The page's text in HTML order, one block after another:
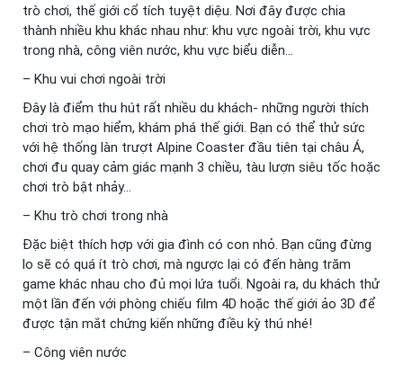
trò chơi, thế giới cổ tích tuyệt diệu. Nơi đây được chia
thành nhiều khu khác nhau như: khu vực ngoài trời, khu vực
trong nhà, công viên nước, khu vực biểu diễn…
– Khu vui chơi ngoài trời
Đây là điểm thu hút rất nhiều du khách- những người thích
chơi trò mạo hiểm, khám phá thế giới. Bạn có thể thử sức
với hệ thống làn trượt Alpine Coaster đầu tiên tại châu Á,
chơi đu quay cảm giác mạnh 3 chiều, tàu lượn siêu tốc hoặc
chơi trò bật nhảy…
– Khu trò chơi trong nhà
Đặc biệt thích hợp với gia đình có con nhỏ. Bạn cũng đừng
lo sẽ có quá ít trò chơi, mà ngược lại có đến hàng trăm
game khác nhau cho đủ mọi lứa tuổi. Ngoài ra, du khách thử
một lần đến với phòng chiếu film 4D hoặc thế giới ảo 3D để
được tận mắt chứng kiến những điều kỳ thú nhé!
– Công viên nước